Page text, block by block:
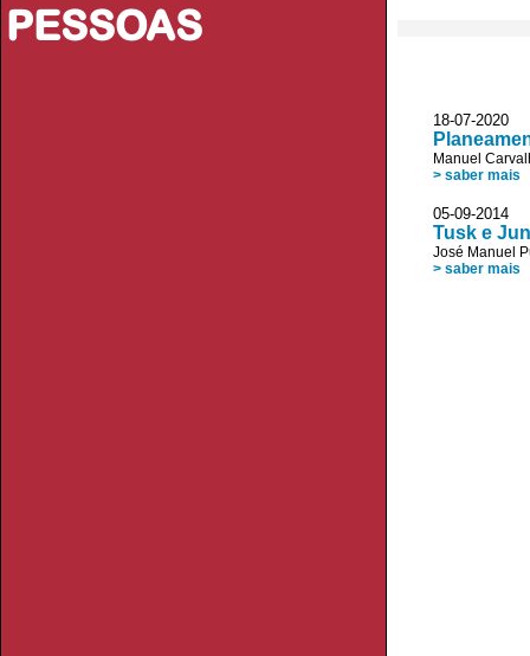
PESSOAS
18-07-2020
Manuel
> saber mais
05-09-2014
Tusk e
José Manuel
> saber mais